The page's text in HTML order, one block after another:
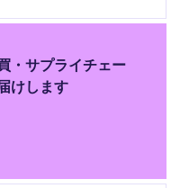
・サプライチェー
けします